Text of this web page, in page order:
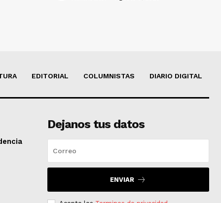
EDITORIAL COLUMNISTAS DIARIO DIGITAL
Dejanos tus datos
ENVIAR